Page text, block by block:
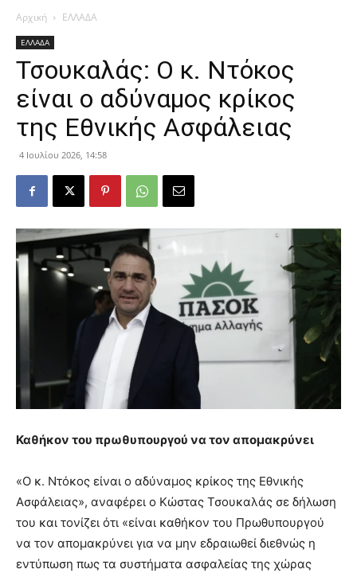
Αρχική ΕΛΛΑΔΑ
ΕΛΛΑΔΑ
Τσουκαλάς: Ο κ. Ντόκος
είναι ο αδύναμος κρίκος
της Εθνικής Ασφάλειας
4 Ιουλίου 2026, 14:58
Καθήκον του πρωθυπουργού να τον απομακρύνει
«Ο κ. Ντόκος είναι ο αδύναμος κρίκος της Εθνικής
Ασφάλειας», αναφέρει ο Κώστας Τσουκαλάς σε δήλωση
του και τονίζει ότι «είναι καθήκον του Πρωθυπουργού
να τον απομακρύνει για να μην εδραιωθεί διεθνώς η
εντύπωση πως τα συστήματα ασφαλείας της χώρας